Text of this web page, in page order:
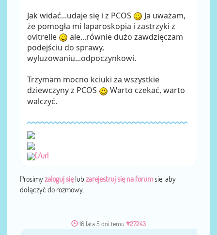
Jak widać...udaje się i z PCOS
Ja uważam,
że pomogła mi laparoskopia i zastrzyki z
ovitrelle
ale...równie dużo zawdzięczam
podejściu do sprawy,
wyluzowaniu...odpoczynkowi.
Trzymam mocno kciuki za wszystkie
dziewczyny z PCOS
Warto czekać, warto
walczyć.
[/url
Prosimyzaloguj sięlub zarejestruj się na forumsię, aby
dołączyć do rozmowy.
16 lata 5 dni temu #27243